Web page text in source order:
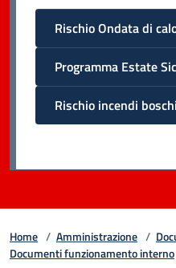
Rischio Ondata di
Programma Estate
Rischio incendi
Home / Amministrazione /
Documenti funzionamento interno